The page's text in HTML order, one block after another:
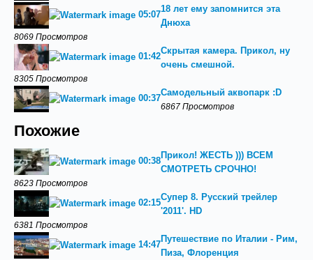
05:07
18 лет ему запомнится эта
Днюха
8069 Просмотров
01:42
Скрытая камера. Прикол, ну
очень смешной.
8305 Просмотров
00:37
Самодельный аквопарк :D
6867 Просмотров
Похожие
00:38
Прикол! ЖЕСТЬ ))) ВСЕМ
СМОТРЕТЬ СРОЧНО!
8623 Просмотров
02:15
Супер 8. Русский трейлер
'2011'. HD
6381 Просмотров
14:47
Путешествие по Италии - Рим,
Пиза, Флоренция